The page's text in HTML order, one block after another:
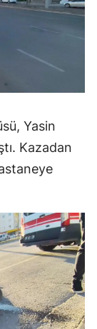
Yasin
Kazadan